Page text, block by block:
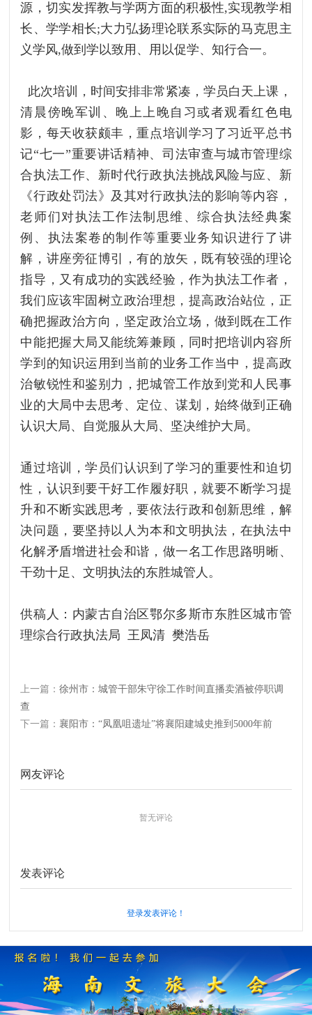
源，切实发挥教与学两方面的积极性,实现教学相
长、学学相长;大力弘扬理论联系实际的马克思主
义学风,做到学以致用、用以促学、知行合一。
此次培训，时间安排非常紧凑，学员白天上课，
清晨傍晚军训、晚上上晚自习或者观看红色电
影，每天收获颇丰，重点培训学习了习近平总书
记“七一”重要讲话精神、司法审查与城市管理综
合执法工作、新时代行政执法挑战风险与应、新
《行政处罚法》及其对行政执法的影响等内容，
老师们对执法工作法制思维、综合执法经典案
例、执法案卷的制作等重要业务知识进行了讲
解，讲座旁征博引，有的放矢，既有较强的理论
指导，又有成功的实践经验，作为执法工作者，
我们应该牢固树立政治理想，提高政治站位，正
确把握政治方向，坚定政治立场，做到既在工作
中能把握大局又能统筹兼顾，同时把培训内容所
学到的知识运用到当前的业务工作当中，提高政
治敏锐性和鉴别力，把城管工作放到党和人民事
业的大局中去思考、定位、谋划，始终做到正确
认识大局、自觉服从大局、坚决维护大局。
通过培训，学员们认识到了学习的重要性和迫切
性，认识到要干好工作履好职，就要不断学习提
升和不断实践思考，要依法行政和创新思维，解
决问题，要坚持以人为本和文明执法，在执法中
化解矛盾增进社会和谐，做一名工作思路明晰、
干劲十足、文明执法的东胜城管人。
供稿人：内蒙古自治区鄂尔多斯市东胜区城市管
理综合行政执法局 王凤清 樊浩岳
上一篇：徐州市：城管干部朱守徐工作时间直播卖酒被停职调
查
下一篇：襄阳市：“凤凰咀遗址”将襄阳建城史推到5000年前
网友评论
暂无评论
发表评论
登录发表评论！